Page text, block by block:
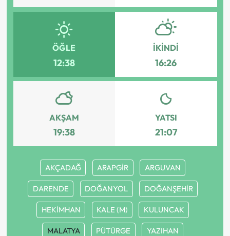
ÖĞLE
12:38
İKINDI
16:26
AKŞAM
19:38
YATSI
21:07
AKÇADAĞ ARAPGİR ARGUVAN
DARENDE DOĞANYOL DOĞANŞEHİR
HEKİMHAN KALE (M) KULUNCAK
MALATYA PÜTÜRGE YAZIHAN